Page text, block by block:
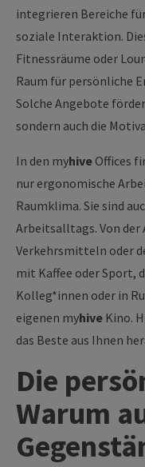
integrieren Bereiche
soziale Interaktion.
Fitnessräume oder
Raum für persönliche
Solche Angebote
sondern auch die
In den myhive Offices
nur ergonomische
Raumklima. Sie sind
Arbeitsalltags. Von
Verkehrsmitteln oder
mit Kaffee oder Sport,
Kolleg*innen oder in
eigenen myhive Kino.
das Beste aus Ihnen
Die
Warum